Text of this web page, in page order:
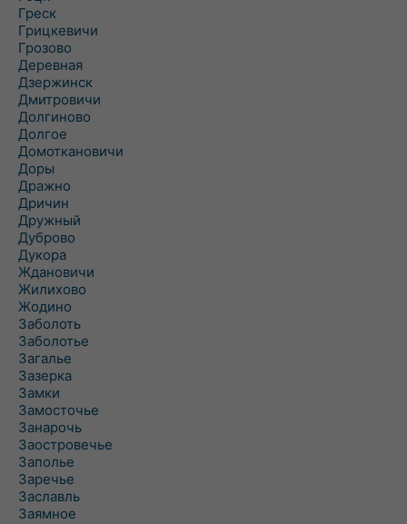
Греск
Грицкевичи
Грозово
Деревная
Дзержинск
Дмитровичи
Долгиново
Долгое
Домоткановичи
Доры
Дражно
Дричин
Дружный
Дуброво
Дукора
Ждановичи
Жилихово
Жодино
Заболоть
Заболотье
Загалье
Зазерка
Замки
Замосточье
Занарочь
Заостровечье
Заполье
Заречье
Заславль
Заямное